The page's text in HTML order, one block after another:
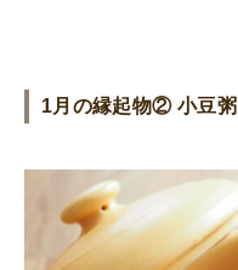
1月の縁起物② 小豆粥